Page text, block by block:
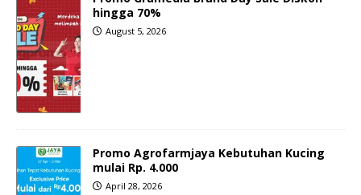
hingga 70%
August 5, 2026
Promo Agrofarmjaya Kebutuhan Kucing
mulai Rp. 4.000
April 28, 2026